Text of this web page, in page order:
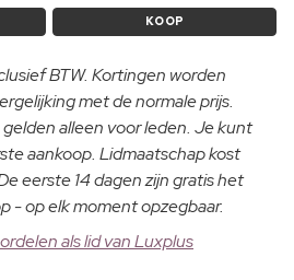
KOOP
BTW. Kortingen worden
met de normale prijs.
alleen voor leden. Je kunt
aankoop. Lidmaatschap kost
eerste 14 dagen zijn gratis het
- op elk moment opzegbaar.
als lid van Luxplus